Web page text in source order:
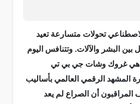
تحولات متسارعة تعيد
البشر والآلات. وتتنافس اليوم
هي غروك وشات جي بي تي
المشهد الرقمي العالمي بأساليب
المراقبون أن الصراع لم يعد